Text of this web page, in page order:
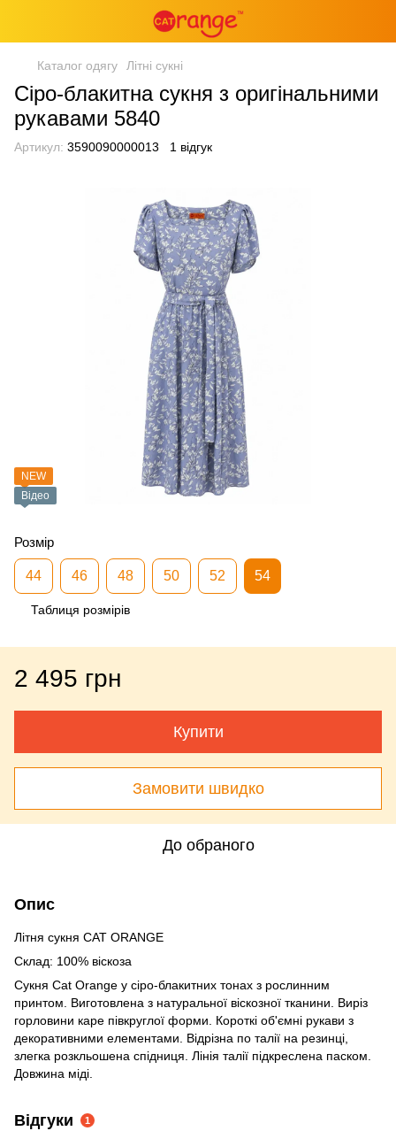
Каталог одягу Літні сукні
Сіро-блакитна сукня з оригінальними
рукавами 5840
Артикул: 3590090000013 1 відгук
NEW
Відео
Розмір
44 46 48 50 52 54
Таблиця розмірів
2 495 грн
Купити
Замовити швидко
До обраного
Опис
Літня сукня CAT ORANGE
Склад: 100% віскоза
Сукня Cat Orange у сіро-блакитних тонах з рослинним
принтом. Виготовлена з натуральної віскозної тканини. Виріз
горловини каре півкруглої форми. Короткі об'ємні рукави з
декоративними елементами. Відрізна по талії на резинці,
злегка розкльошена спідниця. Лінія талії підкреслена паском.
Довжина міді.
Відгуки 1